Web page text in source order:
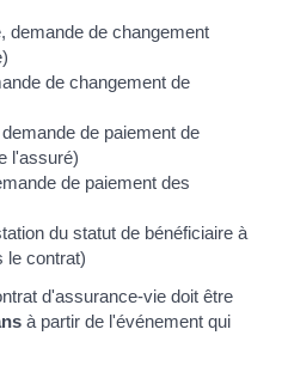
demande de changement
de changement de
de paiement de
l'assuré)
de paiement des
du statut de bénéficiaire à
le contrat)
d'assurance-vie doit être
à partir de l'événement qui